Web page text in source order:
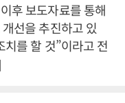
후 보도자료를 통해
선을 추진하고 있
를 할 것”이라고 전